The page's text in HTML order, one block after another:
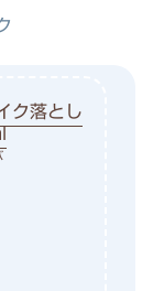
ク落とし